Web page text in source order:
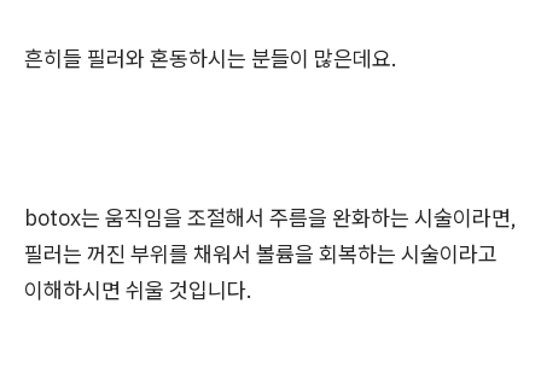
흔히들 필러와 혼동하시는 분들이 많은데요.
botox는 움직임을 조절해서 주름을 완화하는 시술이라면,
필러는 꺼진 부위를 채워서 볼륨을 회복하는 시술이라고
이해하시면 쉬울 것입니다.